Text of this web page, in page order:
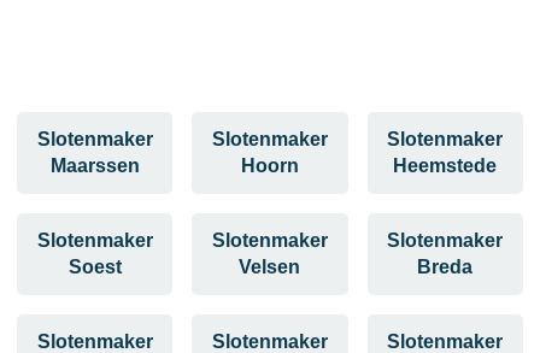
Slotenmaker
Maarssen
Slotenmaker
Hoorn
Slotenmaker
Heemstede
Slotenmaker
Soest
Slotenmaker
Velsen
Slotenmaker
Breda
Slotenmaker
Slotenmaker
Slotenmaker